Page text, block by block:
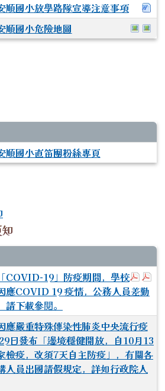
順國小放學路隊宣導注意事項
於彈
順國小危險地圖
順國小直笛團粉絲專頁
於彈
「COVID-19」防疫期間，學校
應COVID 19 疫情，公務人員差勤
下載參閱。
應嚴重特殊傳染性肺炎中央流行疫
日發布「邊境穩健開放，自10月13
檢疫，改須7天自主防疫」，有關各
人員出國請假規定，詳如行政院人